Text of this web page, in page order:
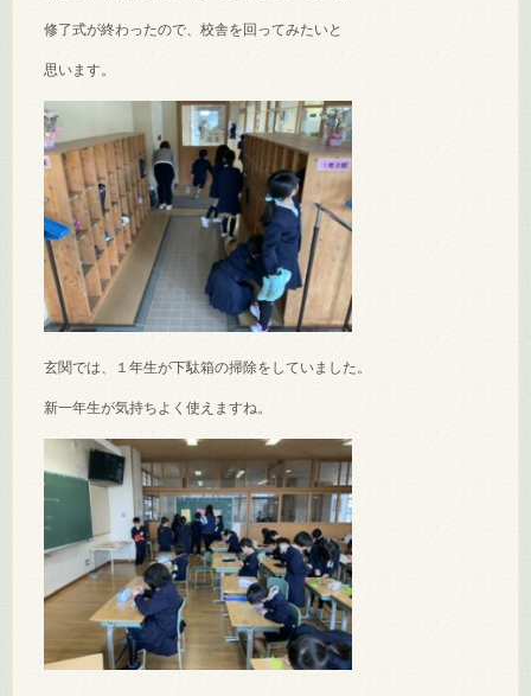
修了式が終わったので、校舎を回ってみたいと
思います。
玄関では、１年生が下駄箱の掃除をしていました。
新一年生が気持ちよく使えますね。